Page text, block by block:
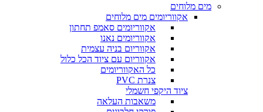
מים מלוחים
אקווריומים מים מלוחים
אקווריומים סאמפ תחתון
אקווריומים נאנו
אקווריום בניה עצמית
אקווריום עם ציוד הכל כלול
כל האקווריומים
צנרת PVC
ציוד היקפי חשמלי
משאבות העלאה